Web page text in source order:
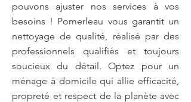
pouvons ajuster nos services à vos
besoins ! Pomerleau vous garantit un
nettoyage de qualité, réalisé par des
professionnels qualifiés et toujours
soucieux du détail. Optez pour un
ménage à domicile qui allie efficacité,
propreté et respect de la planète avec